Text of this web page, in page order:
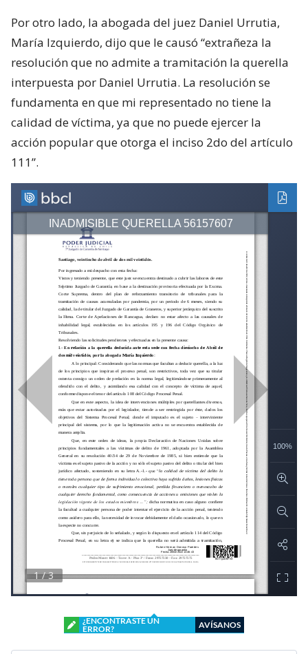
Por otro lado, la abogada del juez Daniel Urrutia,
María Izquierdo, dijo que le causó “extrañeza la
resolución que no admite a tramitación la querella
interpuesta por Daniel Urrutia. La resolución se
fundamenta en que mi representado no tiene la
calidad de víctima, ya que no puede ejercer la
acción popular que otorga el inciso 2do del artículo
111”.
¿ENCONTRASTE UN
ERROR?
AVÍSANOS